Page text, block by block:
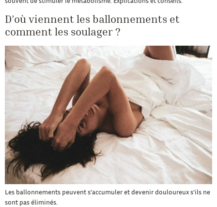
D’où viennent les ballonnements et
comment les soulager ?
Les ballonnements peuvent s’accumuler et devenir douloureux s’ils ne
sont pas éliminés.